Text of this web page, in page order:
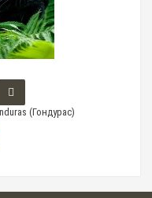
(Гондурас)